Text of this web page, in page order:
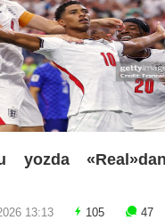
yozda
13:13 105 47